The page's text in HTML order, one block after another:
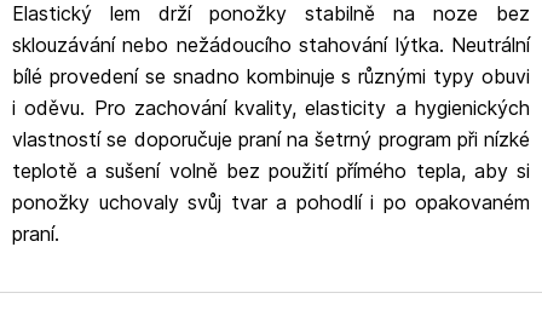
Elastický lem drží ponožky stabilně na noze bez
sklouzávání nebo nežádoucího stahování lýtka. Neutrální
bílé provedení se snadno kombinuje s různými typy obuvi
i oděvu. Pro zachování kvality, elasticity a hygienických
vlastností se doporučuje praní na šetrný program při nízké
teplotě a sušení volně bez použití přímého tepla, aby si
ponožky uchovaly svůj tvar a pohodlí i po opakovaném
praní.